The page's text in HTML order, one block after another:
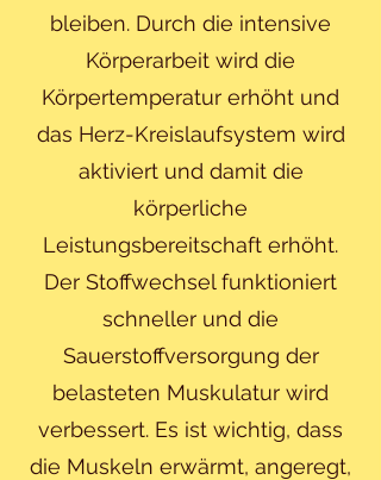
bleiben. Durch die intensive
Körperarbeit wird die
Körpertemperatur erhöht und
das Herz-Kreislaufsystem wird
aktiviert und damit die
körperliche
Leistungsbereitschaft erhöht.
Der Stoffwechsel funktioniert
schneller und die
Sauerstoffversorgung der
belasteten Muskulatur wird
verbessert. Es ist wichtig, dass
die Muskeln erwärmt, angeregt,